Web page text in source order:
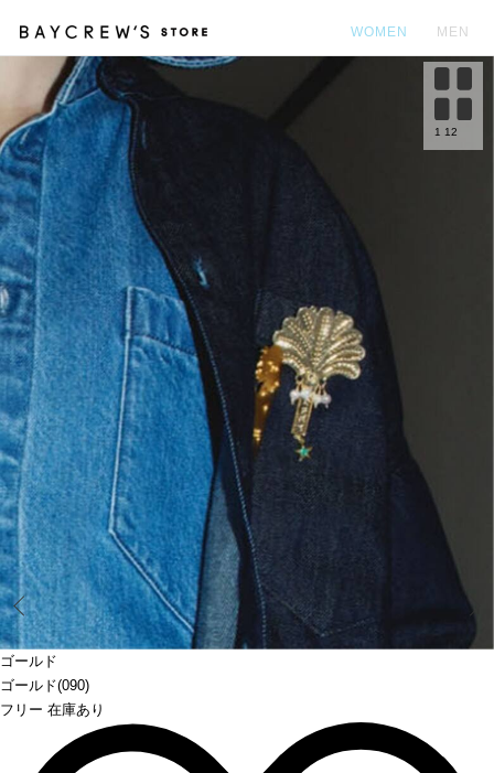
WOMEN MEN
ゴールド
ゴールド(090)
フリー 在庫あり
Prev
1 12